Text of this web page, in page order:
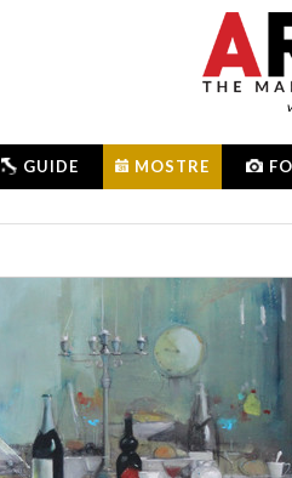
GUIDE MOSTRE